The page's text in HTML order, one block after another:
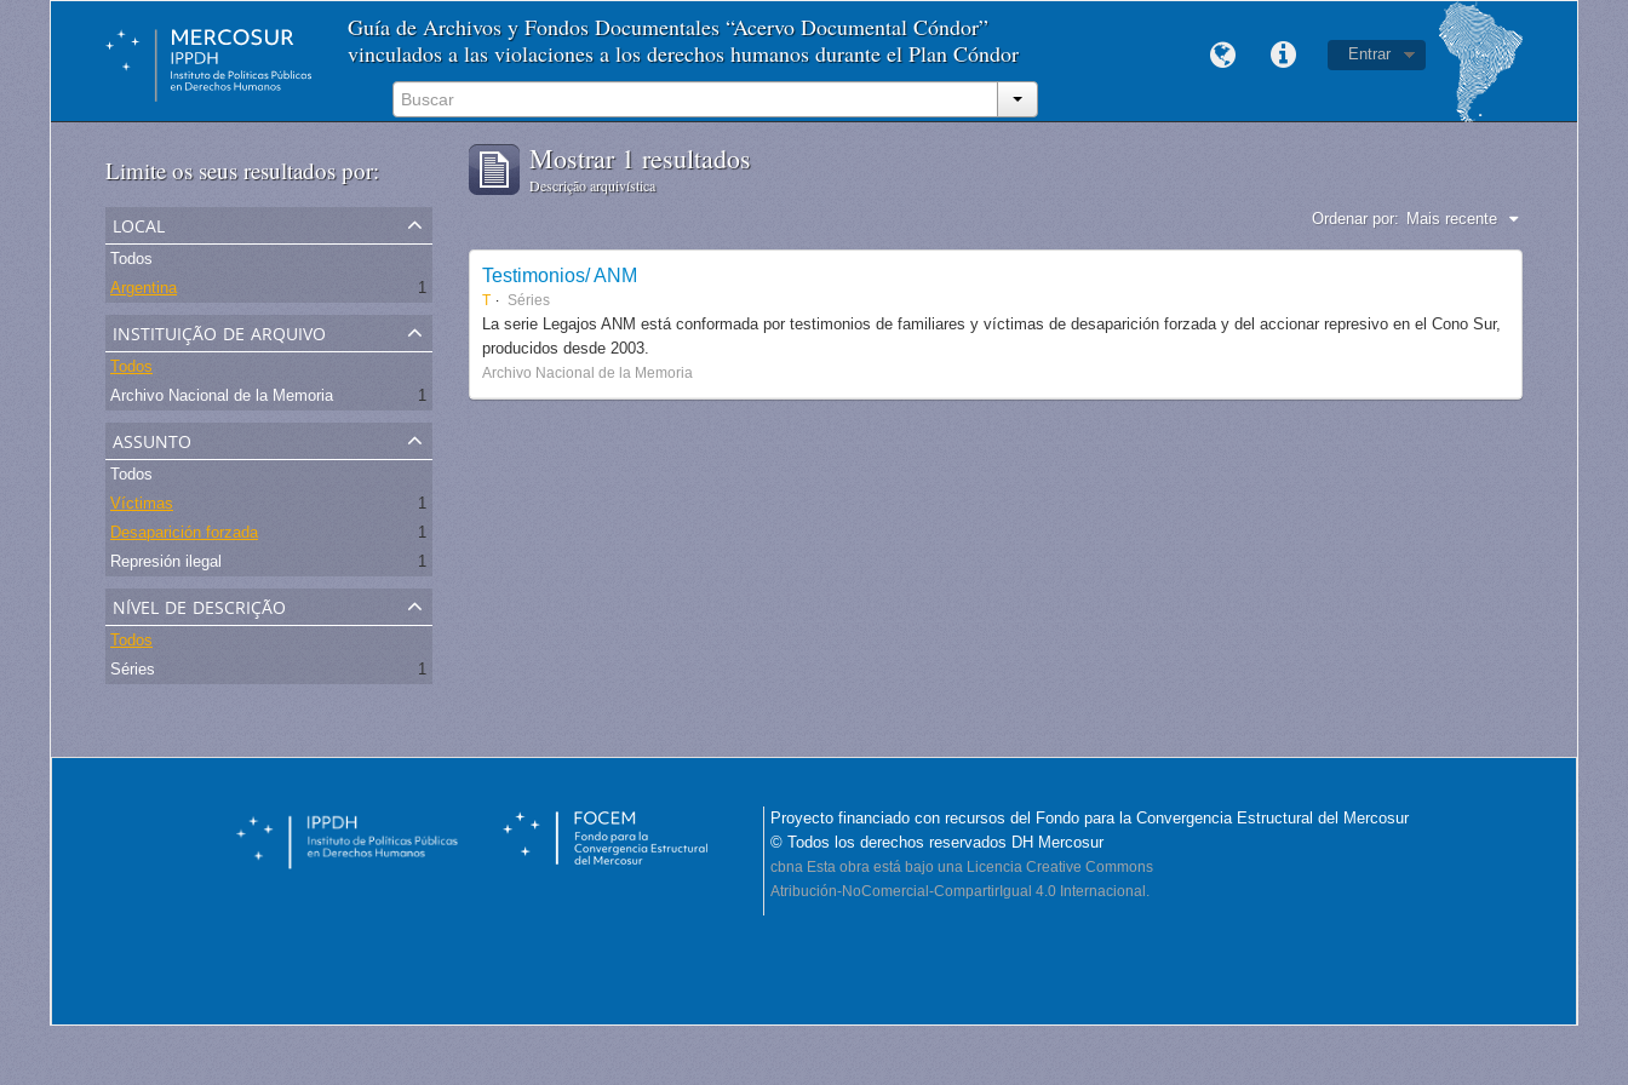
Guía de Archivos y Fondos Documentales “Acervo Documental Cóndor”
vinculados a las violaciones a los derechos humanos durante el Plan Cóndor
Entrar
Limite os seus resultados por:
local
Todos
Argentina
1
instituição de arquivo
Todos
Archivo Nacional de la Memoria
1
assunto
Todos
Víctimas
1
Desaparición forzada
1
Represión ilegal
1
nível de descrição
Todos
Séries
1
Mostrar 1 resultados
Descrição arquivística
Ordenar por: Mais recente
Testimonios/ ANM
T Séries
La serie Legajos ANM está conformada por testimonios de familiares y víctimas de desaparición forzada y del accionar represivo en el Cono Sur,
producidos desde 2003.
Archivo Nacional de la Memoria
Proyecto financiado con recursos del Fondo para la Convergencia Estructural del Mercosur
© Todos los derechos reservados DH Mercosur
cbna Esta obra está bajo una Licencia Creative Commons
Atribución-NoComercial-CompartirIgual 4.0 Internacional.